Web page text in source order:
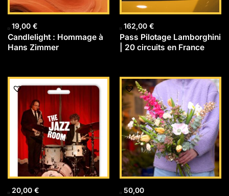
19,00 €
Candlelight : Hommage à
Hans Zimmer
162,00 €
Pass Pilotage Lamborghini
| 20 circuits en France
20,00 € 50,00